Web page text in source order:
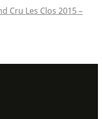
Cru Les Clos 2015 –